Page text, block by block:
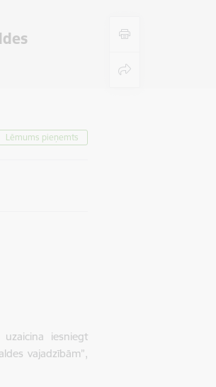
Lēmums pieņemts
iesniegt
vajadzībām”,